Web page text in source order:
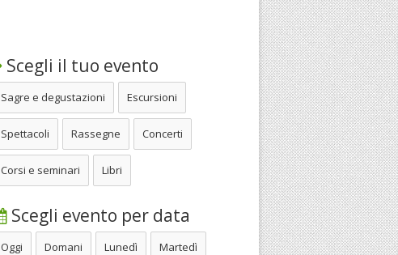
Scegli il tuo evento
Sagre e degustazioni Escursioni
Spettacoli Rassegne Concerti
Corsi e seminari Libri
Scegli evento per data
Oggi Domani Lunedì Martedì